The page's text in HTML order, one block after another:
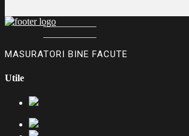
___________
MASURATORI BINE FACUTE
Utile